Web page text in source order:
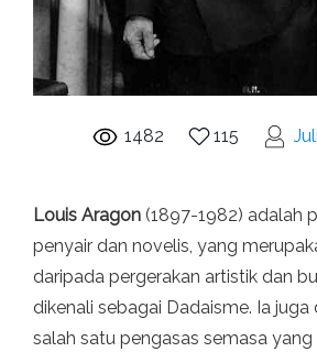
1482 115
Louis Aragon (1897-1982) adalah
penyair dan novelis, yang
daripada pergerakan artistik dan
dikenali sebagai Dadaisme. Ia
salah satu pengasas semasa